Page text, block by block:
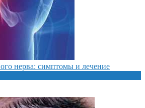
нерва: симптомы и лечение